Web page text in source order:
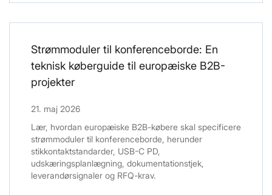
Strømmoduler til konferenceborde: En
teknisk køberguide til europæiske B2B-
projekter
21. maj 2026
Lær, hvordan europæiske B2B-købere skal specificere
strømmoduler til konferenceborde, herunder
stikkontaktstandarder, USB-C PD,
udskæringsplanlægning, dokumentationstjek,
leverandørsignaler og RFQ-krav.